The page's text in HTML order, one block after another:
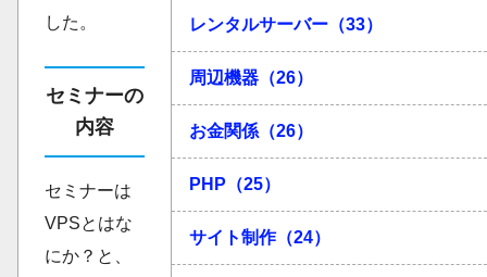
した。
セミナーの
内容
セミナーは
VPSとはな
にか？と、
レンタルサーバー（33）
周辺機器（26）
お金関係（26）
PHP（25）
サイト制作（24）